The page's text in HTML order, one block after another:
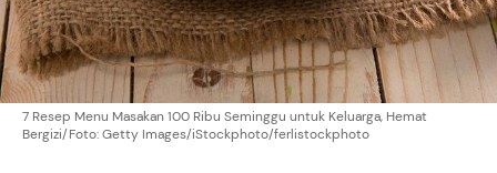
7 Resep Menu Masakan 100 Ribu Seminggu untuk Keluarga, Hemat
Bergizi/Foto: Getty Images/iStockphoto/ferlistockphoto